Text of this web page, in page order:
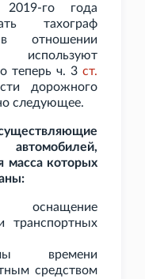
го года
тахограф
отношении
используют
теперь ч. 3 ст.
дорожного
следующее.
автомобилей,
масса которых
транспортных
времени
средством